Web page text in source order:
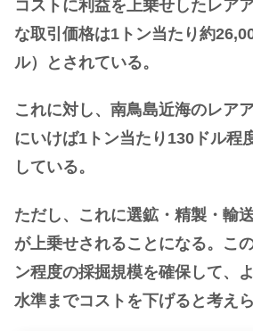
コストに利益を上乗せしたレア
な取引価格は1トン当たり約
ル）とされている。
これに対し、南鳥島近海のレア
にいけば1トン当たり130ドル程
している。
ただし、これに選鉱・精製・輸
が上乗せされることになる。こ
ン程度の採掘規模を確保して、
水準までコストを下げると考え